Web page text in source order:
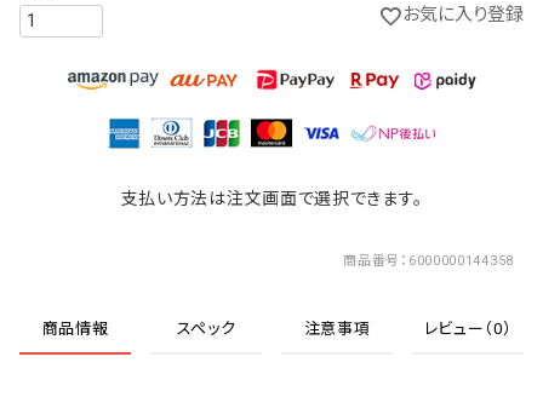
お気に入り登録
支払い方法は注文画面で選択できます。
商品番号 6000000144358
商品情報 スペック 注意事項 レビュー（0）